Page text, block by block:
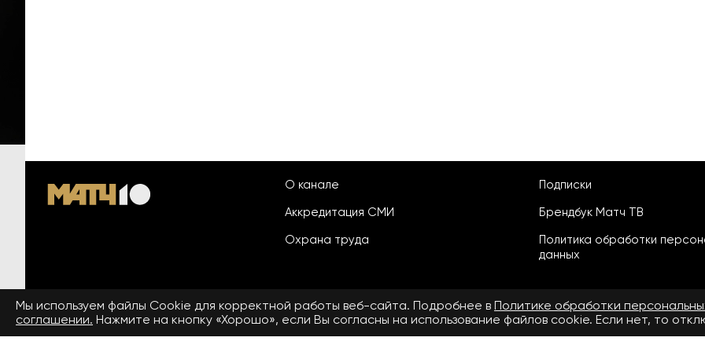
О канале
Аккредитация СМИ
Охрана труда
Подписки
Брендбук Матч ТВ
Политика обработки
данных
© 2026 «ООО «Национальный
спортивный телеканал»
Пользовательское соглашение
Мы используем файлы Сookie для корректной работы веб-сайта. Подробнее в Политике обработки
соглашении. Нажмите на кнопку «Хорошо», если Вы согласны на использование файлов cookie. Если нет, то